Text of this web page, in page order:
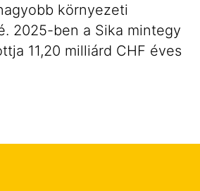
környezeti
2025-ben a Sika mintegy
11,20 milliárd CHF éves